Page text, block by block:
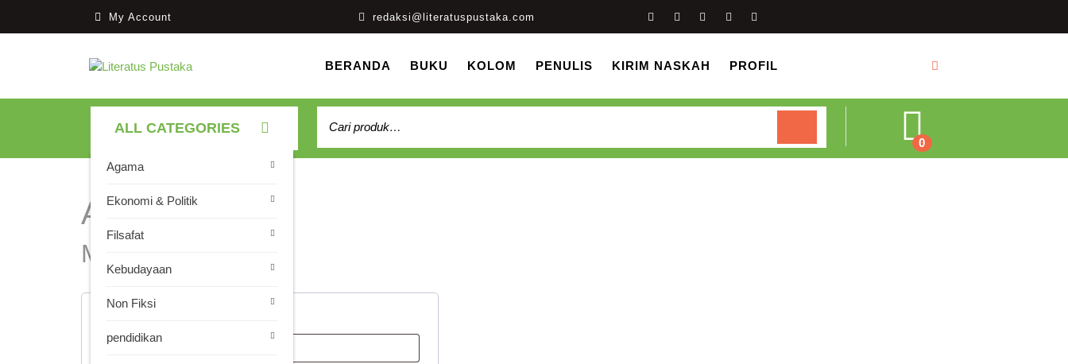
My AccountMy
redaksi@literatuspustaka.com
BERANDA BUKU KOLOM PENULIS KIRIM NASKAH PROFIL
ALL CATEGORIES
Agama
Ekonomi & Politik
Filsafat
Kebudayaan
Non Fiksi
pendidikan
untuk:
0
Akun Saya
Masuk